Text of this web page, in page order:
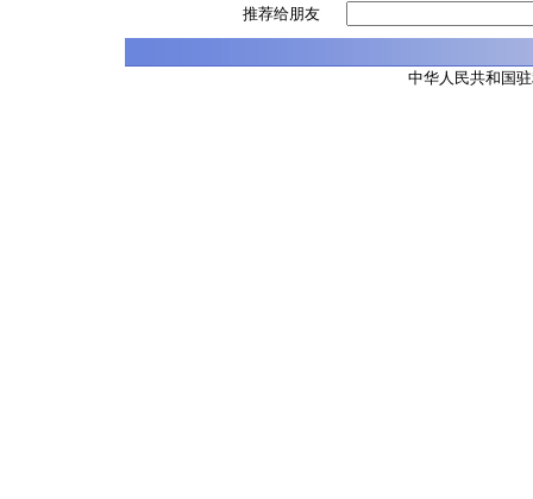
推荐给朋友
中华人民共和国